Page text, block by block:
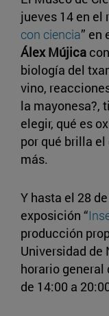
jueves 14 en el
con ciencia” en
Álex Mújica
biología del
vino,
la mayonesa?,
elegir, qué es
por qué brilla
más.
Y hasta el 28
exposición “
producción
Universidad de
horario general
de 14:00 a